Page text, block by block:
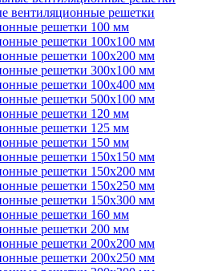
вентиляционные решетки
решетки 100 мм
решетки 100х100 мм
решетки 100х200 мм
решетки 300х100 мм
решетки 100х400 мм
решетки 500х100 мм
решетки 120 мм
решетки 125 мм
решетки 150 мм
решетки 150х150 мм
решетки 150х200 мм
решетки 150х250 мм
решетки 150х300 мм
решетки 160 мм
решетки 200 мм
решетки 200х200 мм
решетки 200х250 мм